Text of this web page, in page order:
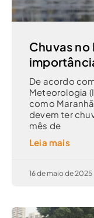
Chuvas no
De acordo
Meteorologia
como
devem ter
mês de
Leia mais
16 de maio de 2025